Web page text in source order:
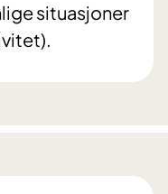
situasjoner